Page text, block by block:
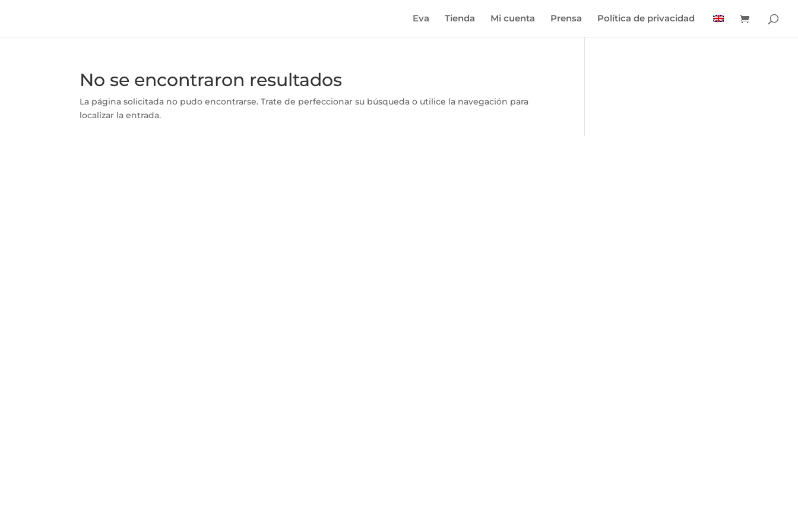
Eva Tienda Mi cuenta Prensa Política de privacidad
No se encontraron resultados
La página solicitada no pudo encontrarse. Trate de perfeccionar su búsqueda o utilice la navegación para
localizar la entrada.